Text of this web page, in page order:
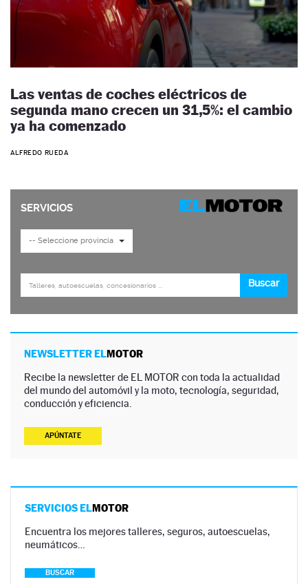
Las ventas de coches eléctricos de
segunda mano crecen un 31,5%: el cambio
ya ha comenzado
ALFREDO RUEDA
NEWSLETTER ELMOTOR
Recibe la newsletter de EL MOTOR con toda la actualidad
del mundo del automóvil y la moto, tecnología, seguridad,
conducción y eficiencia.
APÚNTATE
SERVICIOS ELMOTOR
Encuentra los mejores talleres, seguros, autoescuelas,
neumáticos…
BUSCAR